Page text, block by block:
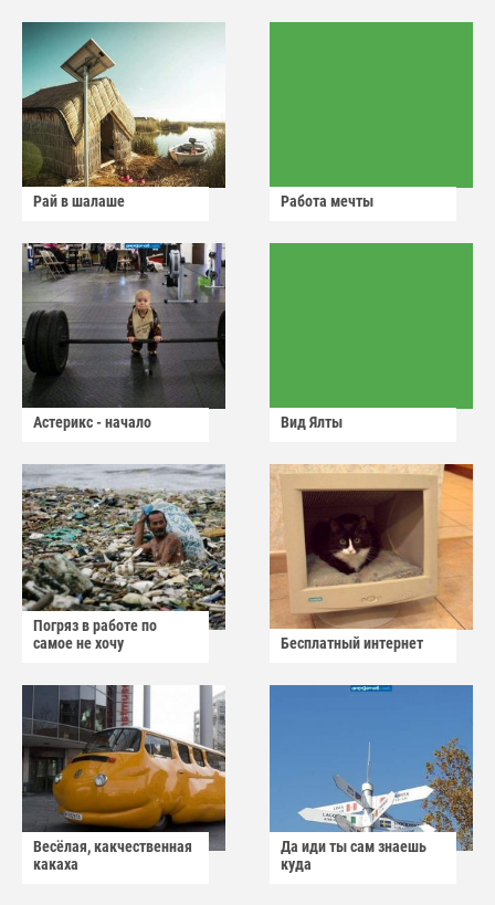
Рай в шалаше Работа мечты
Астерикс - начало Вид Ялты
Погряз в работе по
самое не хочу
Бесплатный интернет
Весёлая, какчественная
какаха
Да иди ты сам знаешь
куда